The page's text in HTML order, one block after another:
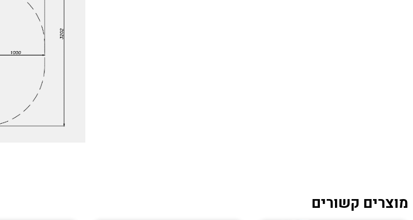
מוצרים קשורים